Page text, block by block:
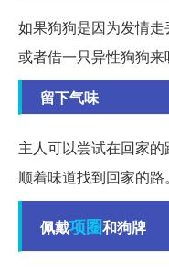
如果狗狗是因为发情走
或者借一只异性狗狗来
留下气味
主人可以尝试在回家
顺着味道找到回家的路。
佩戴项圈和狗牌